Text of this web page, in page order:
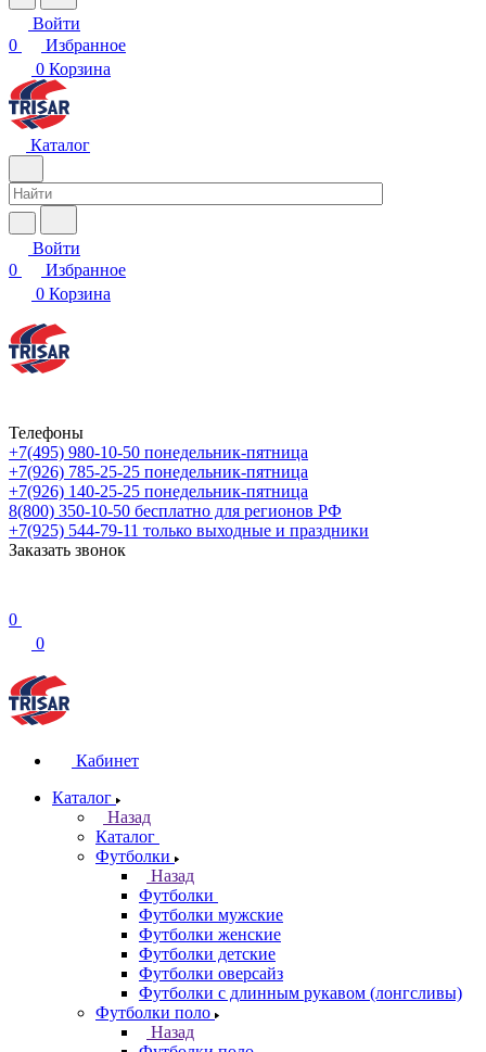
Войти
0
Избранное
0 Корзина
Каталог
Войти
0
Избранное
0 Корзина
Телефоны
+7(495) 980-10-50 понедельник-пятница
+7(926) 785-25-25 понедельник-пятница
+7(926) 140-25-25 понедельник-пятница
8(800) 350-10-50 бесплатно для регионов РФ
+7(925) 544-79-11 только выходные и праздники
Заказать звонок
0
0
Кабинет
Каталог
Назад
Каталог
Футболки
Назад
Футболки
Футболки мужские
Футболки женские
Футболки детские
Футболки оверсайз
Футболки с длинным рукавом (лонгсливы)
Футболки поло
Назад